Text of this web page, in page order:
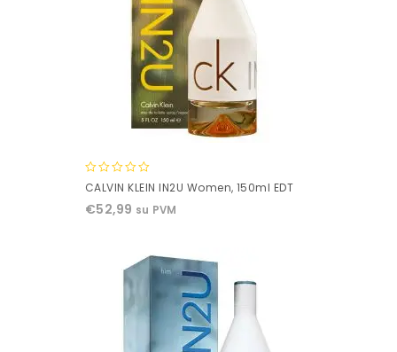
0
of
CALVIN KLEIN IN2U Women, 150ml EDT
€52,99 su PVM